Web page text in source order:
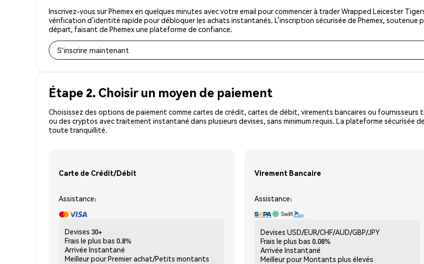
Inscrivez-vous sur Phemex en quelques minutes avec votre email pour commencer à trader Wrapped Leicester
vérification d’identité rapide pour débloquer les achats instantanés. L’inscription sécurisée de Phemex,
départ, faisant de Phemex une plateforme de confiance.
S'inscrire maintenant
Étape 2. Choisir un moyen de paiement
Choisissez des options de paiement comme cartes de crédit, cartes de débit, virements bancaires ou
ou des cryptos avec traitement instantané dans plusieurs devises, sans minimum requis. La plateforme sécurisée de
toute tranquillité.
Carte de Crédit/Débit
Assistance:
Devises 30+
Frais le plus bas 0.8%
Arrivée Instantané
Meilleur pourPremier achat/Petits montants
Virement Bancaire
Assistance:
Devises USD/EUR/CHF/AUD/GBP/JPY
Frais le plus bas 0.08%
Arrivée Instantané
Meilleur pourMontants plus élevés